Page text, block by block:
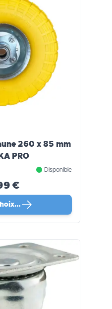
260 x 85 mm
PRO
Disponible
€